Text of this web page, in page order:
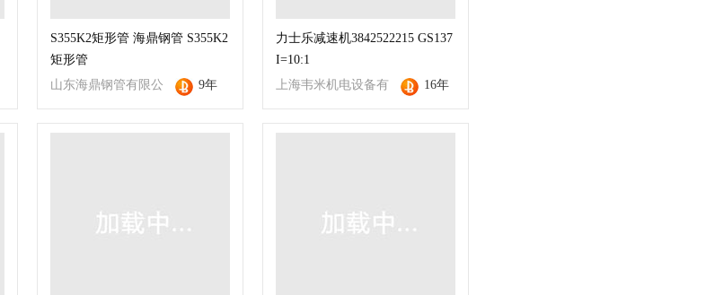
S355K2矩形管 海鼎钢管 S355K2
矩形管
山东海鼎钢管有限公
司
9年
力士乐减速机3842522215 GS137
I=10:1
上海韦米机电设备有
限公司
16年